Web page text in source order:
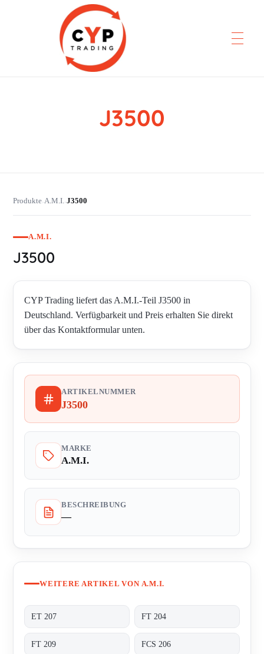
J3500
Produkte›A.M.I.›J3500
A.M.I.
J3500
CYP Trading liefert das A.M.I.-Teil J3500 in
Deutschland. Verfügbarkeit und Preis erhalten Sie direkt
über das Kontaktformular unten.
ARTIKELNUMMER
J3500
MARKE
A.M.I.
BESCHREIBUNG
—
WEITERE ARTIKEL VON A.M.I.
ET 207 FT 204
FT 209 FCS 206